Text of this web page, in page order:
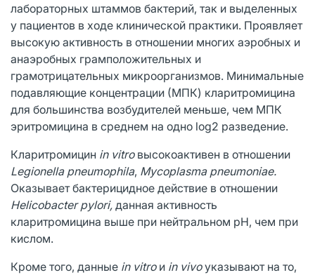
лабораторных штаммов бактерий, так и выделенных
у пациентов в ходе клинической практики. Проявляет
высокую активность в отношении многих аэробных и
анаэробных грамположительных и
грамотрицательных микроорганизмов. Минимальные
подавляющие концентрации (МПК) кларитромицина
для большинства возбудителей меньше, чем МПК
эритромицина в среднем на одно log2 разведение.
Кларитромицин in vitro высокоактивен в отношении
Legionella pneumophila, Mycoplasma pneumoniae.
Оказывает бактерицидное действие в отношении
Helicobacter pylori, данная активность
кларитромицина выше при нейтральном pH, чем при
кислом.
Кроме того, данные in vitro и in vivoуказывают на то,